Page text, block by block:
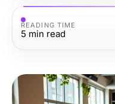
READING TIME
5 min read